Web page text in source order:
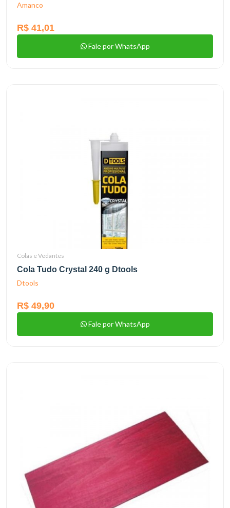
Amanco
R$ 41,01
Fale por WhatsApp
Colas e Vedantes
Cola Tudo Crystal 240 g Dtools
Dtools
R$ 49,90
Fale por WhatsApp